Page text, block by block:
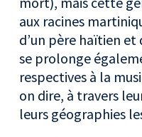
aux racines
d’un père haïtien
se prolonge
respectives à la
on dire, à travers
leurs géographies